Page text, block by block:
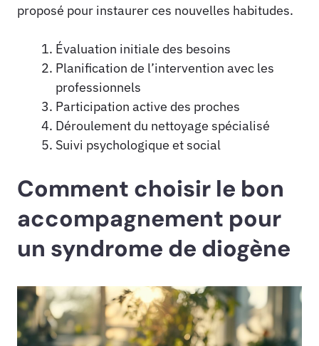
proposé pour instaurer ces nouvelles habitudes.
Évaluation initiale des besoins
Planification de l’intervention avec les
professionnels
Participation active des proches
Déroulement du nettoyage spécialisé
Suivi psychologique et social
Comment choisir le bon
accompagnement pour
un syndrome de diogène